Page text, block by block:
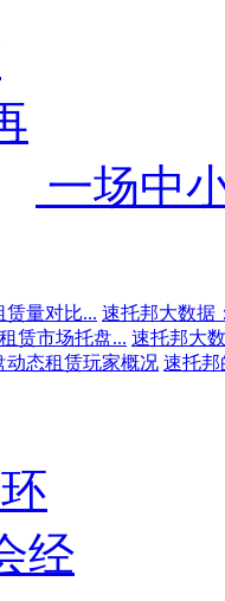
一场中
量对比... 速托邦大数据
赁市场托盘... 速托邦大
动态租赁玩家概况 速托邦